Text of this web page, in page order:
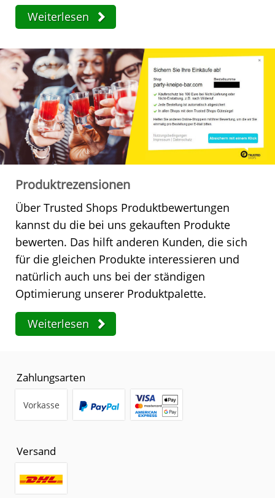
Weiterlesen
Produktrezensionen
Über Trusted Shops Produktbewertungen
kannst du die bei uns gekauften Produkte
bewerten. Das hilft anderen Kunden, die sich
für die gleichen Produkte interessieren und
natürlich auch uns bei der ständigen
Optimierung unserer Produktpalette.
Weiterlesen
Zahlungsarten
Vorkasse
Versand